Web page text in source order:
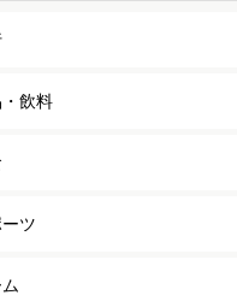
飲料
ツ